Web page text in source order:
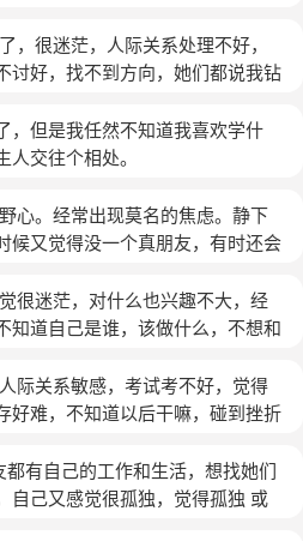
难达到工作要求，工作薪水也养
坚持不下去了，所以回家了。现在
处，但没法维持生活，我经过mbti
三级心理咨询师证没考过，放弃
，很迷茫，人际关系处理不好，
讨好，找不到方向，她们都说我钻
容易翻脸不认人...忙起来谁都不
能走到这一步，我以为我就跟别
压力大了，感觉自己不会做人，不
，但是我任然不知道我喜欢学什
交往个相处。
心。经常出现莫名的焦虑。静下
候又觉得没一个真朋友，有时还会
很迷茫，对什么也兴趣不大，经
知道自己是谁，该做什么，不想和
际关系敏感，考试考不好，觉得
好难，不知道以后干嘛，碰到挫折
有自己的工作和生活，想找她们
自己又感觉很孤独，觉得孤独 或